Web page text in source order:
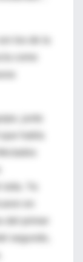
junto
segundo,